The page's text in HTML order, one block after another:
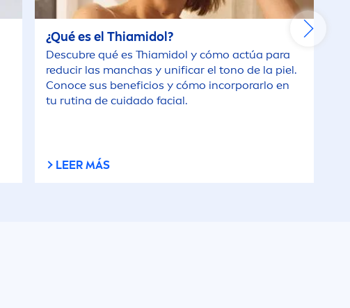
¿Qué es el Thiamidol?
Descubre qué es Thiamidol y cómo actúa para
reducir las manchas y unificar el tono de la piel.
Conoce sus beneficios y cómo incorporarlo en
tu rutina de cuidado facial.
LEER MÁS